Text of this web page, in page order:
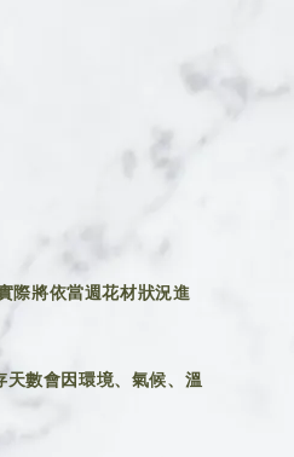
際將依當週花材狀況進
天數會因環境、氣候、溫